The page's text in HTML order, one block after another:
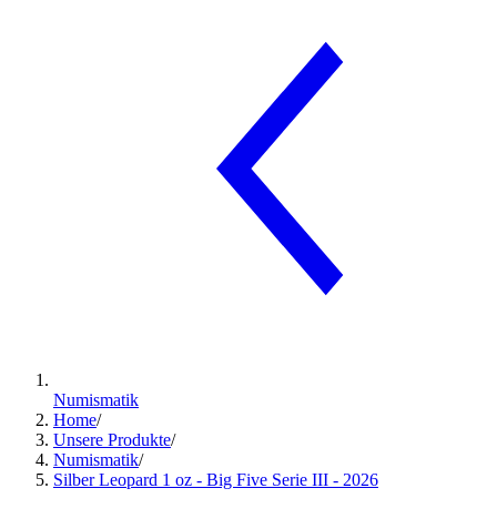
Numismatik
Home/
Unsere Produkte/
Numismatik/
Silber Leopard 1 oz - Big Five Serie III - 2026